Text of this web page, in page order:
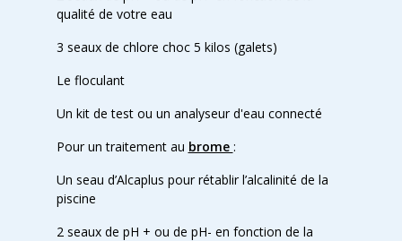
qualité de votre eau
3 seaux de chlore choc 5 kilos (galets)
Le floculant
Un kit de test ou un analyseur d'eau connecté
Pour un traitement au brome :
Un seau d’Alcaplus pour rétablir l’alcalinité de la
piscine
2 seaux de pH + ou de pH- en fonction de la